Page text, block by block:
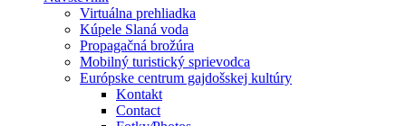
Virtuálna prehliadka
Kúpele Slaná voda
Propagačná brožúra
Mobilný turistický sprievodca
Európske centrum gajdošskej kultúry
Kontakt
Contact